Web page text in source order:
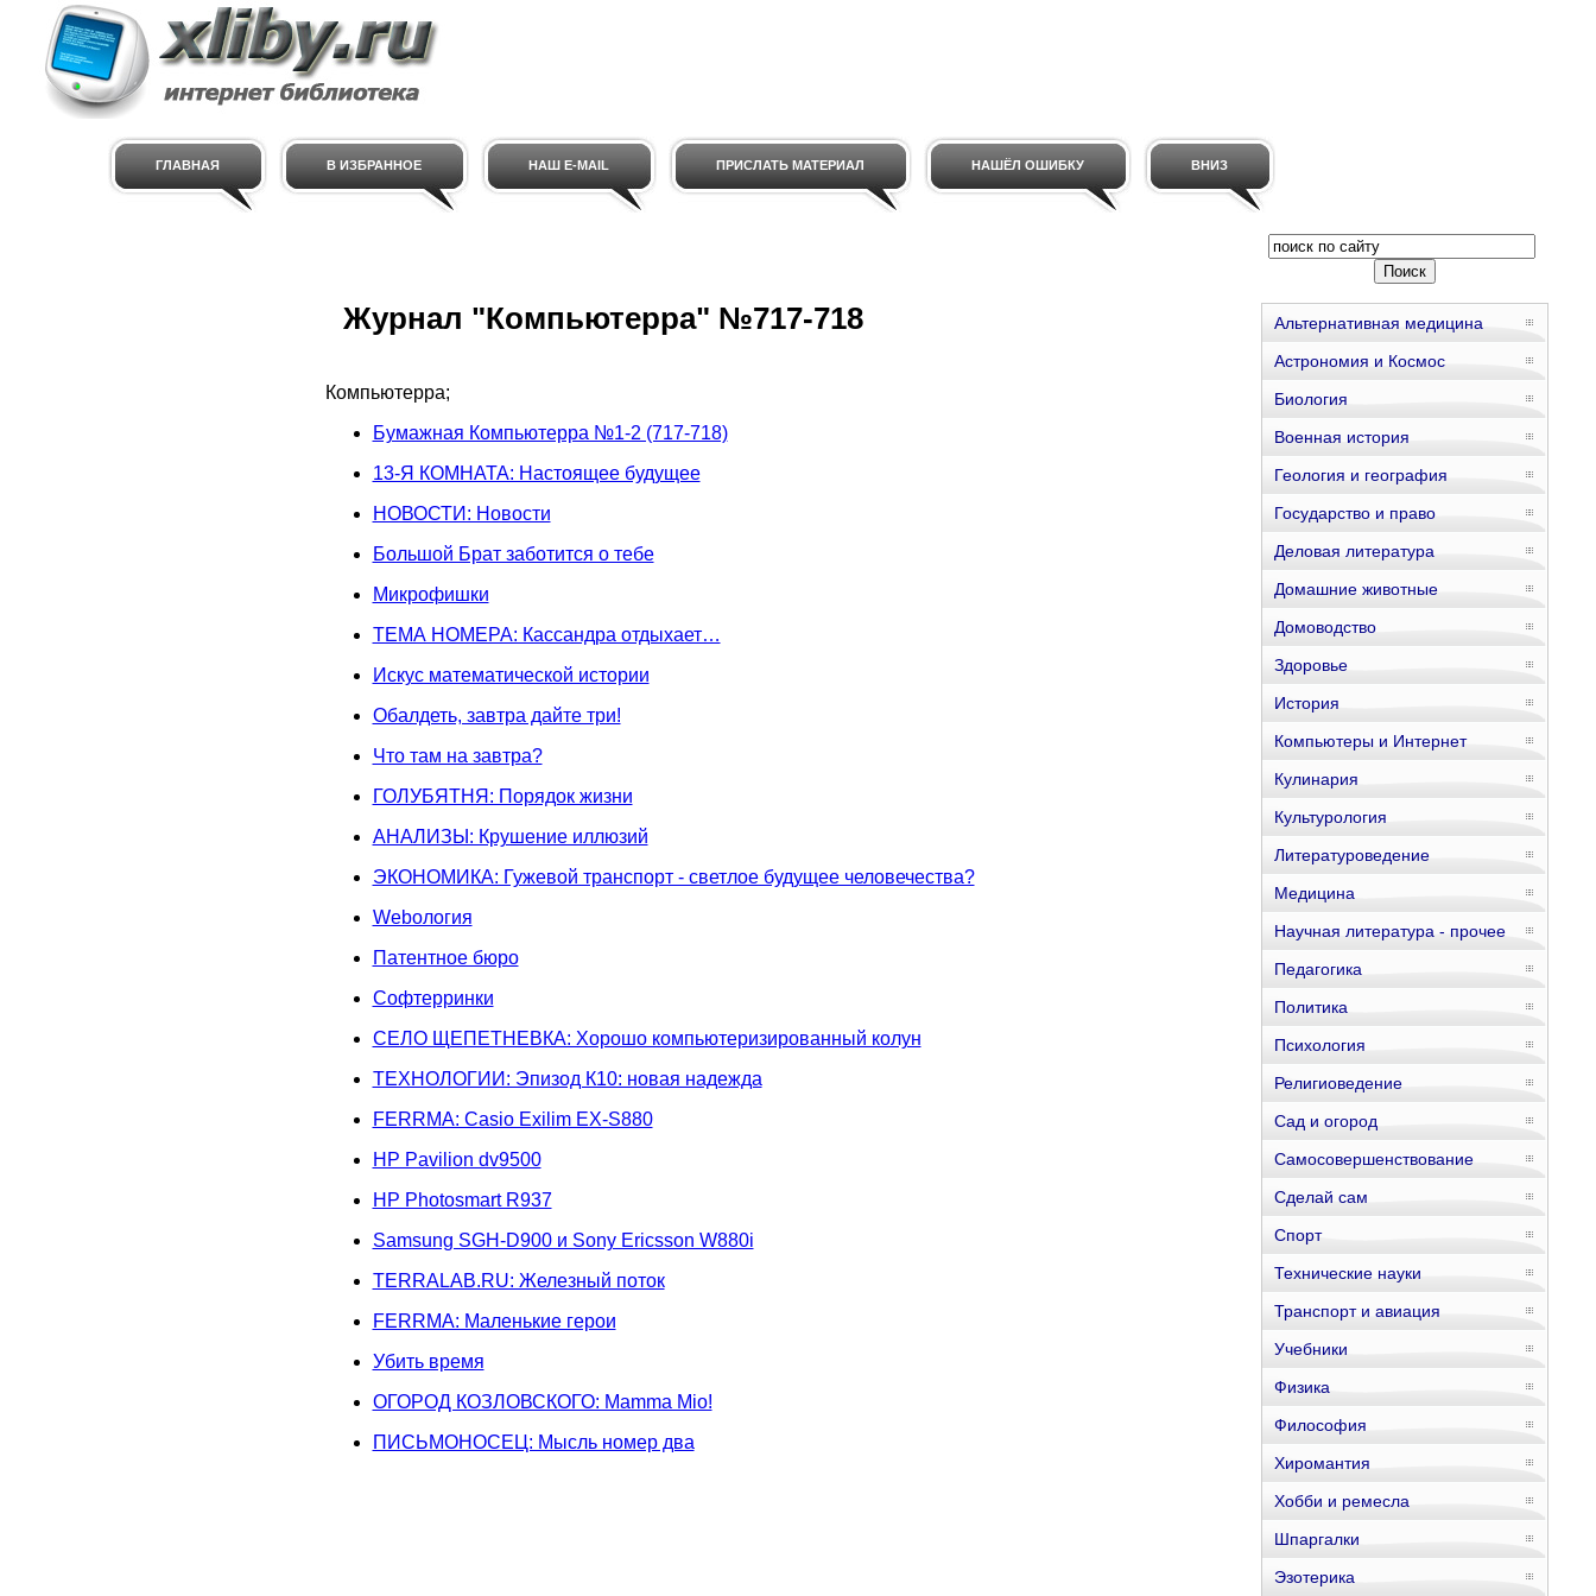
ГЛАВНАЯ В ИЗБРАННОЕ НАШ E-MAIL ПРИСЛАТЬ МАТЕРИАЛ НАШЁЛ ОШИБКУ ВНИЗ
Журнал "Компьютерра" №717-718
Компьютерра;
Бумажная Компьютерра №1-2 (717-718)
13-Я КОМНАТА: Настоящее будущее
НОВОСТИ: Новости
Большой Брат заботится о тебе
Микрофишки
ТЕМА НОМЕРА: Кассандра отдыхает…
Искус математической истории
Обалдеть, завтра дайте три!
Что там на завтра?
ГОЛУБЯТНЯ: Порядок жизни
АНАЛИЗЫ: Крушение иллюзий
ЭКОНОМИКА: Гужевой транспорт - светлое будущее человечества?
Weboлогия
Патентное бюро
Софтерринки
СЕЛО ЩЕПЕТНЕВКА: Хорошо компьютеризированный колун
ТЕХНОЛОГИИ: Эпизод К10: новая надежда
FERRMA: Casio Exilim EX-S880
HP Pavilion dv9500
HP Photosmart R937
Samsung SGH-D900 и Sony Ericsson W880i
TERRALAB.RU: Железный поток
FERRMA: Маленькие герои
Убить время
ОГОРОД КОЗЛОВСКОГО: Mamma Mio!
ПИСЬМОНОСЕЦ: Мысль номер два
Альтернативная медицина
Астрономия и Космос
Биология
Военная история
Геология и география
Государство и право
Деловая литература
Домашние животные
Домоводство
Здоровье
История
Компьютеры и Интернет
Кулинария
Культурология
Литературоведение
Медицина
Научная литература - прочее
Педагогика
Политика
Психология
Религиоведение
Сад и огород
Самосовершенствование
Сделай сам
Спорт
Технические науки
Транспорт и авиация
Учебники
Физика
Философия
Хиромантия
Хобби и ремесла
Шпаргалки
Эзотерика